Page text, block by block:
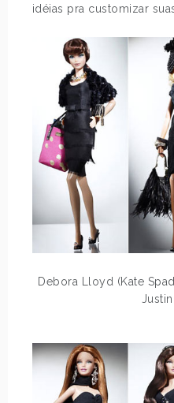
idéias pra customizar
Debora Lloyd (Kate